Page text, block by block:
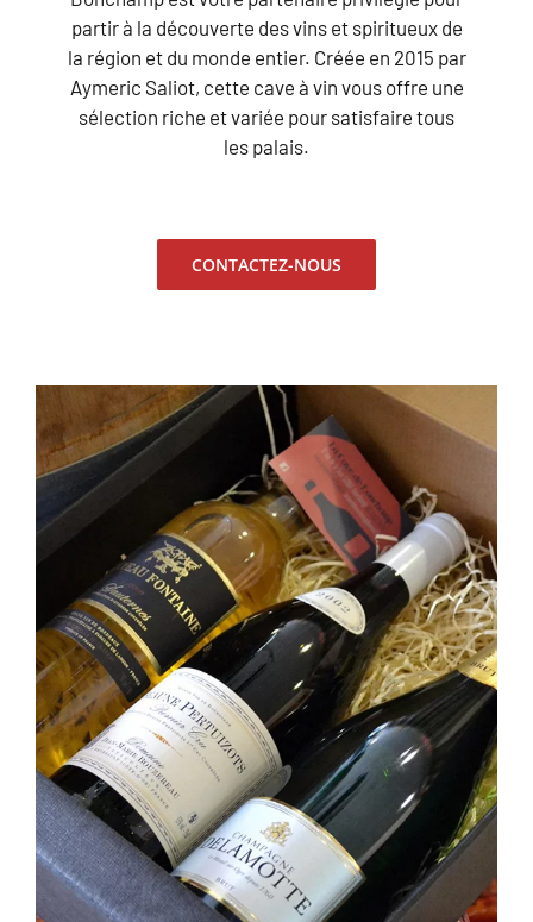
partir à la découverte des vins et spiritueux de
la région et du monde entier. Créée en 2015 par
Aymeric Saliot, cette cave à vin vous offre une
sélection riche et variée pour satisfaire tous
les palais.
CONTACTEZ-NOUS